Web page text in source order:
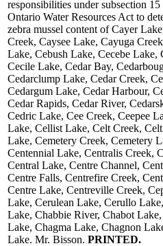
responsibilities under subsection
Ontario Water Resources Act to
zebra mussel content of Cayer
Creek, Caysee Lake, Cayuga
Lake, Cebush Lake, Cecebe Lake,
Cecile Lake, Cedar Bay,
Cedarclump Lake, Cedar Creek,
Cedargum Lake, Cedar Harbour,
Cedar Rapids, Cedar River,
Cedric Lake, Cee Creek, Ceepee
Lake, Cellist Lake, Celt Creek,
Lake, Cemetery Creek, Cemetery
Centennial Lake, Centralis Creek,
Central Lake, Centre Channel,
Centre Falls, Centrefire Creek,
Centre Lake, Centreville Creek,
Lake, Cerulean Lake, Cerullo
Lake, Chabbie River, Chabot
Lake, Chagma Lake, Chagnon
Lake. Mr. Bisson. PRINTED.